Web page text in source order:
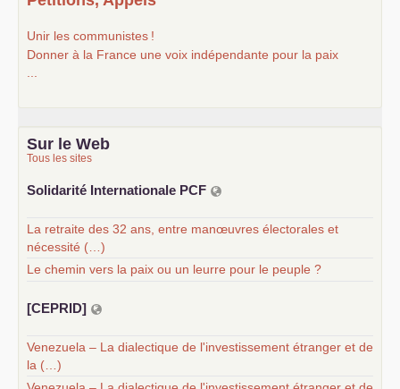
Unir les communistes !
Donner à la France une voix indépendante pour la paix
Sur le Web
Tous les sites
Solidarité Internationale PCF
La retraite des 32 ans, entre manœuvres électorales et
nécessité (…)
Le chemin vers la paix ou un leurre pour le peuple ?
[CEPRID]
Venezuela – La dialectique de l'investissement étranger et de
la (…)